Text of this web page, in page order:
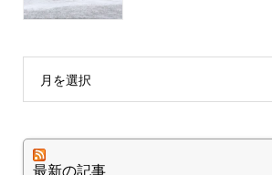
月を選択
最新の記事